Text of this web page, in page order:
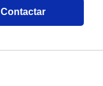
Contactar